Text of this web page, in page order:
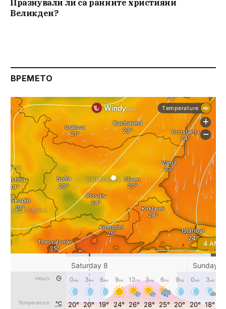
Празнували ли са ранните християни
Великден?
ВРЕМЕТО